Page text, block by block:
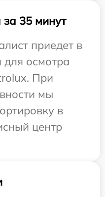
35 минут
приедет в
для осмотра
При
мы
в
центр